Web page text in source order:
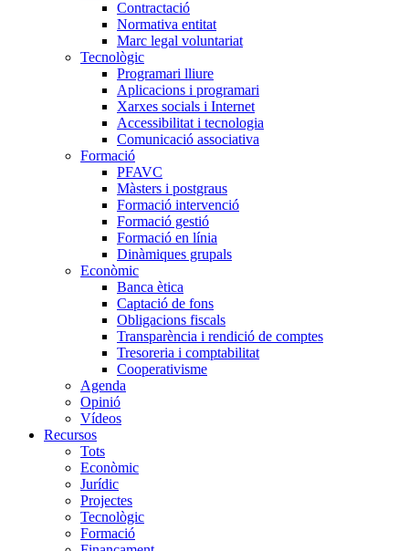
Contractació
Normativa entitat
Marc legal voluntariat
Tecnològic
Programari lliure
Aplicacions i programari
Xarxes socials i Internet
Accessibilitat i tecnologia
Comunicació associativa
Formació
PFAVC
Màsters i postgraus
Formació intervenció
Formació gestió
Formació en línia
Dinàmiques grupals
Econòmic
Banca ètica
Captació de fons
Obligacions fiscals
Transparència i rendició de comptes
Tresoreria i comptabilitat
Cooperativisme
Agenda
Opinió
Vídeos
Recursos
Tots
Econòmic
Jurídic
Projectes
Tecnològic
Formació